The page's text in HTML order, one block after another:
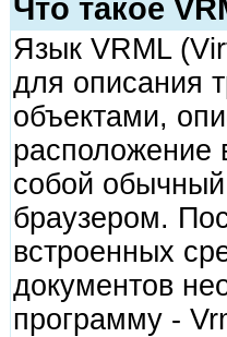
Что такое
Язык VRML
для описания
объектами,
расположение
собой
браузером.
встроенных
документов
программу -